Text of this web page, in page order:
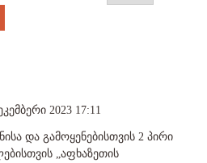
2023 17:11
და გამოყენებისთვის 2 პირი
„აფხაზეთის